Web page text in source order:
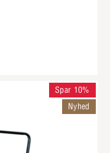
Spar 10%
Nyhed